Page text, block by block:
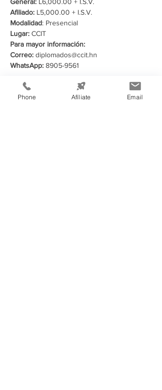
Afiliado: L5,000.00 + I.S.V.
Modalidad: Presencial
Lugar: CCIT
Para mayor información:
Correo: diplomados@ccit.hn
WhatsApp: 8905-9561
Compartir este evento
Phone Afíliate Email